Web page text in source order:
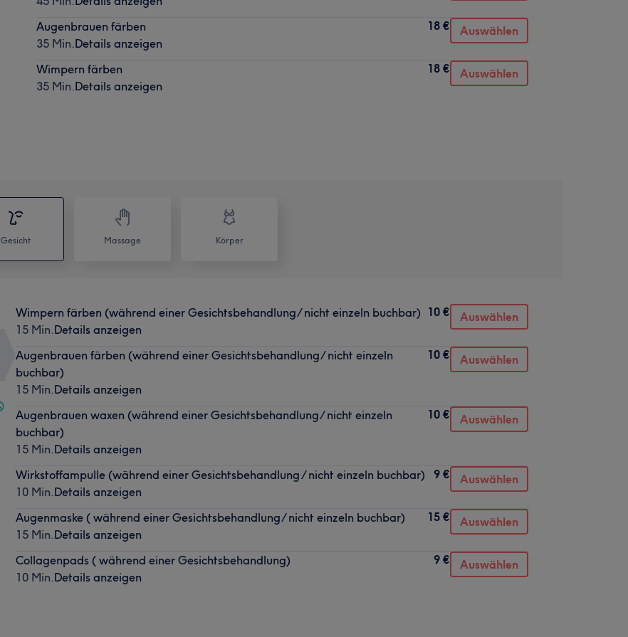
Augenbrauen färben
35 Min.Details anzeigen
18 € Auswählen
Wimpern färben
35 Min.Details anzeigen
18 € Auswählen
Gesicht Massage Körper
Wimpern färben (während einer Gesichtsbehandlung/ nicht einzeln buchbar)
15 Min.Details anzeigen
10 € Auswählen
Augenbrauen färben (während einer Gesichtsbehandlung/ nicht einzeln
buchbar)
15 Min.Details anzeigen
10 € Auswählen
Augenbrauen waxen (während einer Gesichtsbehandlung/ nicht einzeln
buchbar)
15 Min.Details anzeigen
10 € Auswählen
Wirkstoffampulle (während einer Gesichtsbehandlung / nicht einzeln buchbar)
10 Min.Details anzeigen
9 € Auswählen
Augenmaske ( während einer Gesichtsbehandlung/ nicht einzeln buchbar)
15 Min.Details anzeigen
15 € Auswählen
Collagenpads ( während einer Gesichtsbehandlung)
10 Min.Details anzeigen
9 € Auswählen